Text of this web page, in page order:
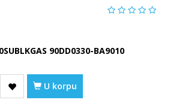
90DD0330-BA9010
U korpu